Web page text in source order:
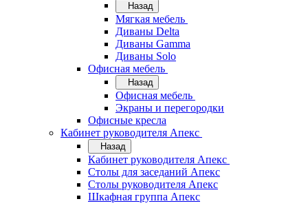
Назад
Мягкая мебель
Диваны Delta
Диваны Gamma
Диваны Solo
Офисная мебель
Назад
Офисная мебель
Экраны и перегородки
Офисные кресла
Кабинет руководителя Апекс
Назад
Кабинет руководителя Апекс
Столы для заседаний Апекс
Столы руководителя Апекс
Шкафная группа Апекс